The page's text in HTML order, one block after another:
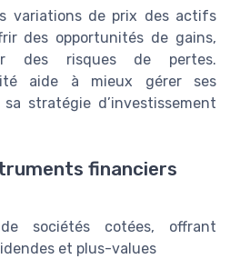
variations de prix des actifs
des opportunités de gains,
des risques de pertes.
aide à mieux gérer ses
stratégie d’investissement
financiers
sociétés cotées, offrant
et plus-values